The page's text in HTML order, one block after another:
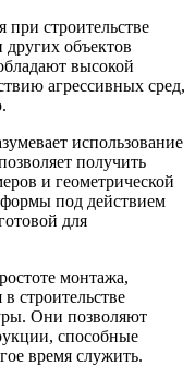
строительстве
других объектов
высокой
агрессивных сред,
использование
получить
и геометрической
формы под действием
для
монтажа,
строительстве
Они позволяют
способные
время служить.